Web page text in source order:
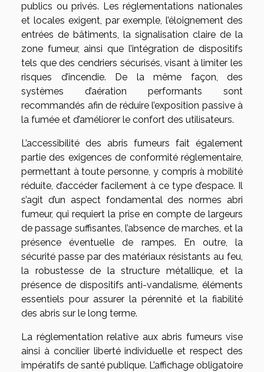
publics ou privés. Les réglementations nationales
et locales exigent, par exemple, l’éloignement des
entrées de bâtiments, la signalisation claire de la
zone fumeur, ainsi que l’intégration de dispositifs
tels que des cendriers sécurisés, visant à limiter les
risques d’incendie. De la même façon, des
systèmes d’aération performants sont
recommandés afin de réduire l’exposition passive à
la fumée et d’améliorer le confort des utilisateurs.
L’accessibilité des abris fumeurs fait également
partie des exigences de conformité réglementaire,
permettant à toute personne, y compris à mobilité
réduite, d’accéder facilement à ce type d’espace. Il
s’agit d’un aspect fondamental des normes abri
fumeur, qui requiert la prise en compte de largeurs
de passage suffisantes, l’absence de marches, et la
présence éventuelle de rampes. En outre, la
sécurité passe par des matériaux résistants au feu,
la robustesse de la structure métallique, et la
présence de dispositifs anti-vandalisme, éléments
essentiels pour assurer la pérennité et la fiabilité
des abris sur le long terme.
La réglementation relative aux abris fumeurs vise
ainsi à concilier liberté individuelle et respect des
impératifs de santé publique. L’affichage obligatoire